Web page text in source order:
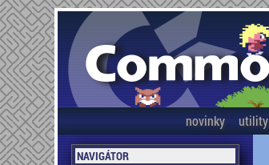
novinky utility
NAVIGÁTOR